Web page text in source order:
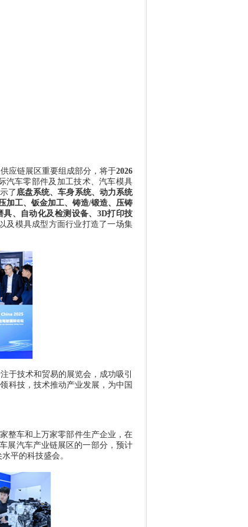
应链展区重要组成部分，将于2026
汽车零部件及加工技术、汽车模具
了底盘系统、车身系统、动力系统
加工、钣金加工、铸造/锻造、压铸
、自动化及检测设备、 3D打印技
及模具成型方面行业打造了一场集
于技术和贸易的展览会，成功吸引
科技，技术推动产业发展，为中国
整车和上万家零部件生产企业，在
展汽车产业链展区的一部分，预计
平的科技盛会。